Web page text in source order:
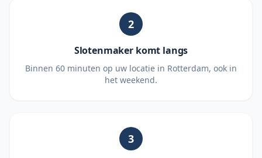
2
Slotenmaker komt langs
Binnen 60 minuten op uw locatie in Rotterdam, ook in
het weekend.
3